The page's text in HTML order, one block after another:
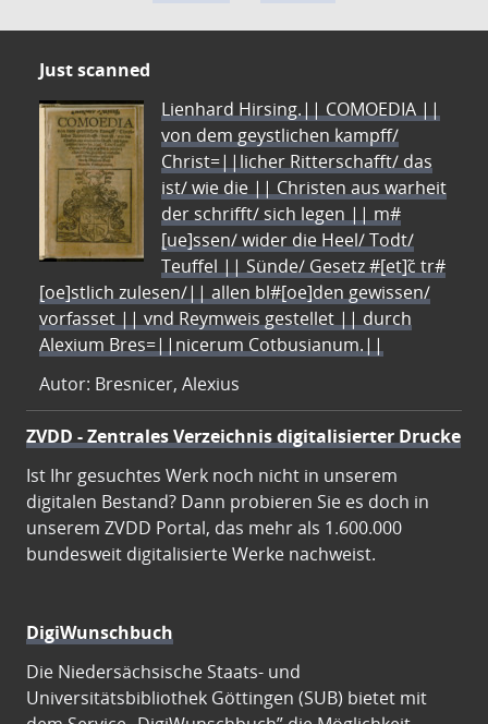
Just scanned
Lienhard Hirsing.|| COMOEDIA ||
von dem geystlichen kampff/
Christ=||licher Ritterschafft/ das
ist/ wie die || Christen aus warheit
der schrifft/ sich legen || m#
[ue]ssen/ wider die Heel/ Todt/
Teuffel || Sünde/ Gesetz #[et]c̃ tr#
[oe]stlich zulesen/|| allen bl#[oe]den gewissen/
vorfasset || vnd Reymweis gestellet || durch
Alexium Bres=||nicerum Cotbusianum.||
Autor: Bresnicer, Alexius
ZVDD - Zentrales Verzeichnis digitalisierter Drucke
Ist Ihr gesuchtes Werk noch nicht in unserem
digitalen Bestand? Dann probieren Sie es doch in
unserem ZVDD Portal, das mehr als 1.600.000
bundesweit digitalisierte Werke nachweist.
DigiWunschbuch
Die Niedersächsische Staats- und
Universitätsbibliothek Göttingen (SUB) bietet mit